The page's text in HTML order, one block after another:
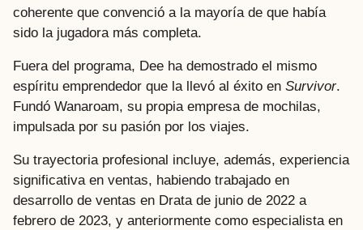
coherente que convenció a la mayoría de que había
sido la jugadora más completa.
Fuera del programa, Dee ha demostrado el mismo
espíritu emprendedor que la llevó al éxito en Survivor.
Fundó Wanaroam, su propia empresa de mochilas,
impulsada por su pasión por los viajes.
Su trayectoria profesional incluye, además, experiencia
significativa en ventas, habiendo trabajado en
desarrollo de ventas en Drata de junio de 2022 a
febrero de 2023, y anteriormente como especialista en